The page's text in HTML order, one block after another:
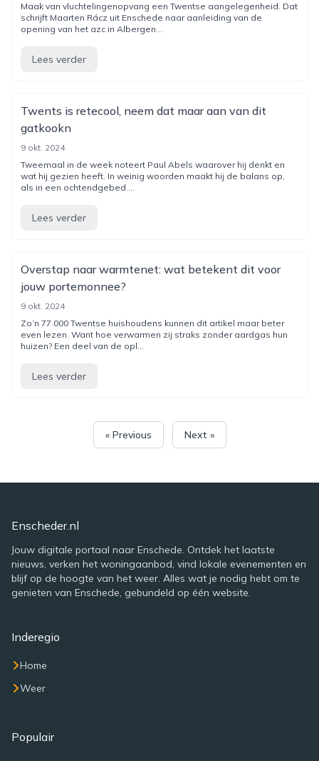
Maak van vluchtelingenopvang een Twentse aangelegenheid. Dat
schrijft Maarten Rácz uit Enschede naar aanleiding van de
opening van het azc in Albergen...
Lees verder
Twents is retecool, neem dat maar aan van dit
gatkookn
9 okt. 2024
Tweemaal in de week noteert Paul Abels waarover hij denkt en
wat hij gezien heeft. In weinig woorden maakt hij de balans op,
als in een ochtendgebed....
Lees verder
Overstap naar warmtenet: wat betekent dit voor
jouw portemonnee?
9 okt. 2024
Zo’n 77.000 Twentse huishoudens kunnen dit artikel maar beter
even lezen. Want hoe verwarmen zij straks zonder aardgas hun
huizen? Een deel van de opl...
Lees verder
« Previous Next »
Enscheder.nl
Jouw digitale portaal naar Enschede. Ontdek het laatste
nieuws, verken het woningaanbod, vind lokale evenementen en
blijf op de hoogte van het weer. Alles wat je nodig hebt om te
genieten van Enschede, gebundeld op één website.
Inderegio
Home
Weer
Populair